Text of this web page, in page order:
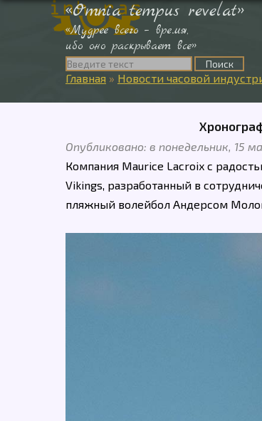
«Omnia tempus revelat»
«Мудрее всего – время,
ибо оно раскрывает все»
Главная » Новости часовой
Опубликовано: в понедельник, 15
Компания Maurice Lacroix с
Vikings, разработанный в
пляжный волейбол Андерсом